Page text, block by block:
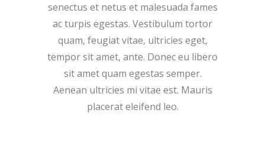
senectus et netus et malesuada fames
ac turpis egestas. Vestibulum tortor
quam, feugiat vitae, ultricies eget,
tempor sit amet, ante. Donec eu libero
sit amet quam egestas semper.
Aenean ultricies mi vitae est. Mauris
placerat eleifend leo.